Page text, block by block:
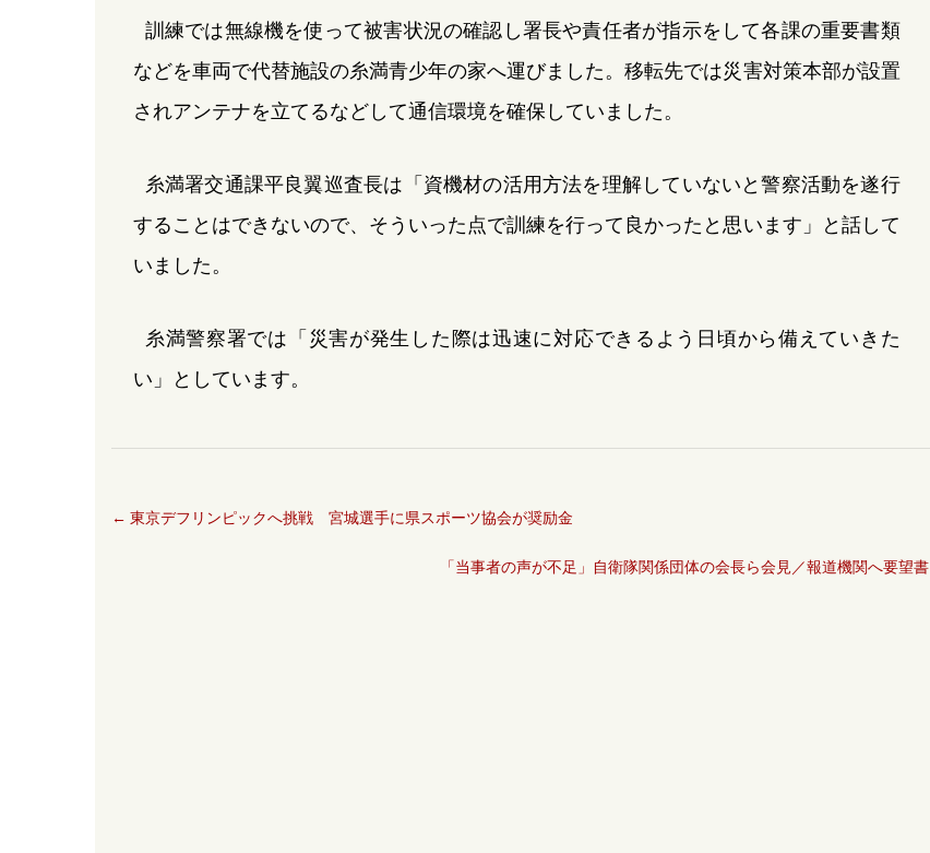
訓練では無線機を使って被害状況の確認し署長や責任者が指示をして各課の重要書類
などを車両で代替施設の糸満青少年の家へ運びました。移転先では災害対策本部が設置
されアンテナを立てるなどして通信環境を確保していました。
糸満署交通課平良翼巡査長は「資機材の活用方法を理解していないと警察活動を遂行
することはできないので、そういった点で訓練を行って良かったと思います」と話して
いました。
糸満警察署では「災害が発生した際は迅速に対応できるよう日頃から備えていきた
い」としています。
← 東京デフリンピックへ挑戦 宮城選手に県スポーツ協会が奨励金
「当事者の声が不足」自衛隊関係団体の会長ら会見／報道機関へ要望書